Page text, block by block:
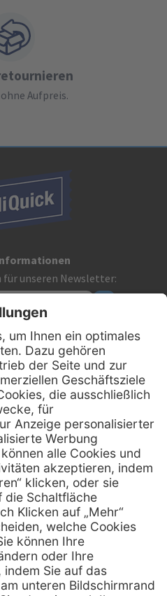
Aufpreis.
für unseren Newsletter:
GmbH
Straße 7
Osnabrück
- 633 43 66
mediquick.de
Hilfe
FAQs
Kontakt
Lob & Kritik